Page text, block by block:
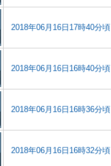
2018年06月16日17時40分頃
2018年06月16日16時40分頃
2018年06月16日16時36分頃
2018年06月16日16時32分頃